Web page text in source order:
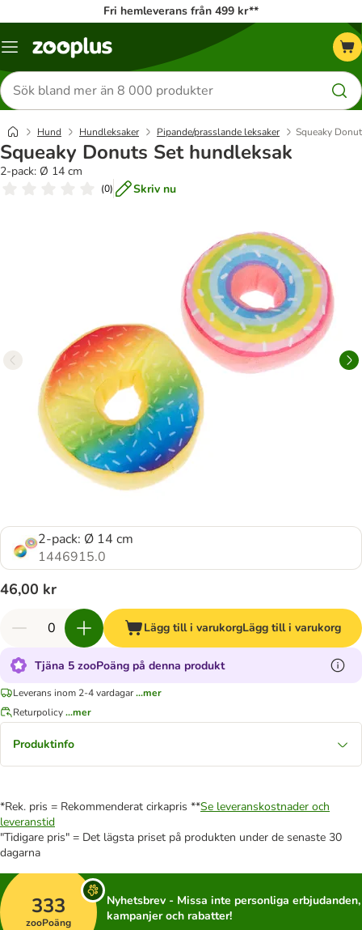
Fri hemleverans från 499 kr**
Katalogmeny
Sök
efter
produkter
Hund Hundleksaker Pipande/prasslande leksaker Squeaky
Squeaky Donuts Set hundleksak
2-pack: Ø 14 cm
(0) Skriv nu
2-pack: Ø 14 cm
1446915.0
46,00 kr
Lägg till i varukorgLägg till i varukorg
Tjäna 5 zooPoäng på denna produkt
Leverans inom 2-4 vardagar...mer
Returpolicy...mer
Produktinfo
*Rek. pris = Rekommenderat cirkapris **Se leveranskostnader och
leveranstid
"Tidigare pris" = Det lägsta priset på produkten under de senaste 30
dagarna
333
zooPoäng
Nyhetsbrev - Missa inte personliga erbjudanden,
kampanjer och rabatter!